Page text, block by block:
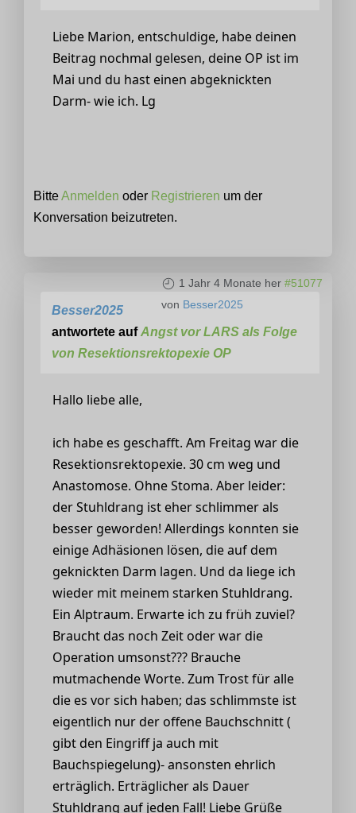
Liebe Marion, entschuldige, habe deinen
Beitrag nochmal gelesen, deine OP ist im
Mai und du hast einen abgeknickten
Darm- wie ich. Lg
BitteAnmelden oder Registrieren um der
Konversation beizutreten.
1 Jahr 4 Monate her #51077
von Besser2025
Besser2025
antwortete aufAngst vor LARS als Folge
von Resektionsrektopexie OP
Hallo liebe alle,
ich habe es geschafft. Am Freitag war die
Resektionsrektopexie. 30 cm weg und
Anastomose. Ohne Stoma. Aber leider:
der Stuhldrang ist eher schlimmer als
besser geworden! Allerdings konnten sie
einige Adhäsionen lösen, die auf dem
geknickten Darm lagen. Und da liege ich
wieder mit meinem starken Stuhldrang.
Ein Alptraum. Erwarte ich zu früh zuviel?
Braucht das noch Zeit oder war die
Operation umsonst??? Brauche
mutmachende Worte. Zum Trost für alle
die es vor sich haben; das schlimmste ist
eigentlich nur der offene Bauchschnitt (
gibt den Eingriff ja auch mit
Bauchspiegelung)- ansonsten ehrlich
erträglich. Erträglicher als Dauer
Stuhldrang auf jeden Fall! Liebe Grüße